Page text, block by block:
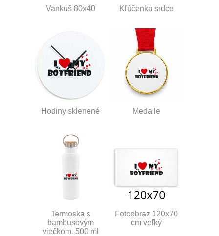
Vankúš 80x40 Kľúčenka srdce
Hodiny sklenené Medaile
Termoska s
bambusovým
viečkom, 500 ml
Fotoobraz 120x70
cm veľký